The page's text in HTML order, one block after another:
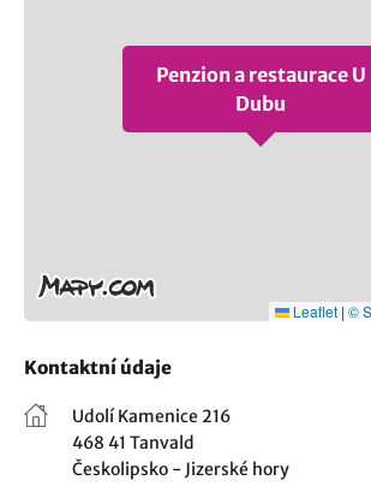
Penzion a restaurace U
Dubu
Leaflet | ©
Kontaktní údaje
Udolí Kamenice 216
468 41 Tanvald
Českolipsko - Jizerské hory